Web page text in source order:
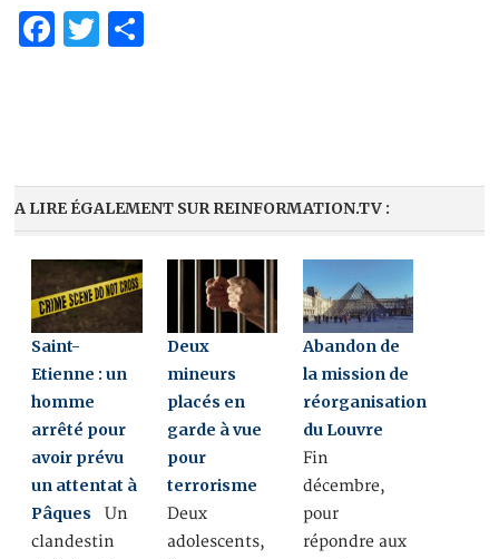
Facebook
Twitter
A LIRE ÉGALEMENT SUR REINFORMATION.TV :
Saint-
Etienne : un
homme
arrêté pour
avoir prévu
un attentat à
Pâques Un
clandestin
Deux
mineurs
placés en
garde à vue
pour
terrorisme
Deux
adolescents,
Abandon de
la mission de
réorganisation
du Louvre
Fin
décembre,
pour
répondre aux